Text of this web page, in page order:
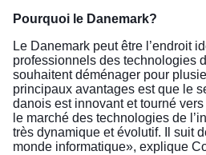
Pourquoi le Danemark?
Le Danemark peut être l’endroit
professionnels des technologies
souhaitent déménager pour
principaux avantages est que le
danois est innovant et tourné
le marché des technologies de
très dynamique et évolutif. Il suit
monde informatique», explique